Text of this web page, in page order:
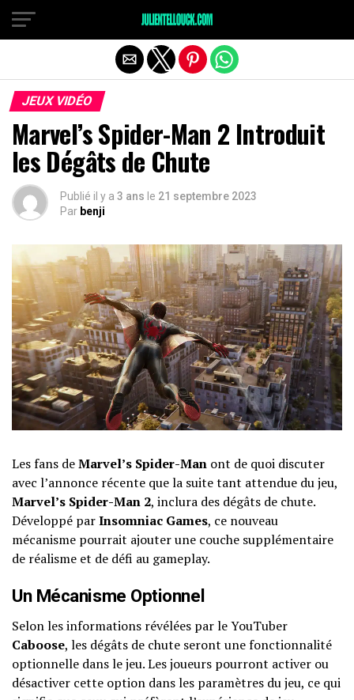
JEUX VIDÉO
Marvel’s Spider-Man 2 Introduit
les Dégâts de Chute
Publié il y a 3 ans le 21 septembre 2023
Par benji
Les fans deMarvel’s Spider-Man ont de quoi discuter
avec l’annonce récente que la suite tant attendue du jeu,
Marvel’s Spider-Man 2, inclura des dégâts de chute.
Développé parInsomniac Games, ce nouveau
mécanisme pourrait ajouter une couche supplémentaire
de réalisme et de défi au gameplay.
Un Mécanisme Optionnel
Selon les informations révélées par le YouTuber
Caboose, les dégâts de chute seront une fonctionnalité
optionnelle dans le jeu. Les joueurs pourront activer ou
désactiver cette option dans les paramètres du jeu, ce qui